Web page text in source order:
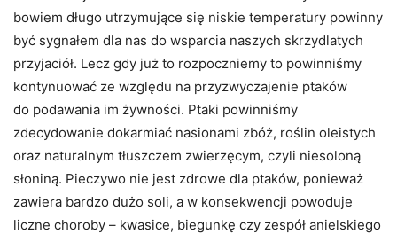
bowiem długo utrzymujące się niskie temperatury powinny
być sygnałem dla nas do wsparcia naszych skrzydlatych
przyjaciół. Lecz gdy już to rozpoczniemy to powinniśmy
kontynuować ze względu na przyzwyczajenie ptaków
do podawania im żywności. Ptaki powinniśmy
zdecydowanie dokarmiać nasionami zbóż, roślin oleistych
oraz naturalnym tłuszczem zwierzęcym, czyli niesoloną
słoniną. Pieczywo nie jest zdrowe dla ptaków, ponieważ
zawiera bardzo dużo soli, a w konsekwencji powoduje
liczne choroby – kwasice, biegunkę czy zespół anielskiego